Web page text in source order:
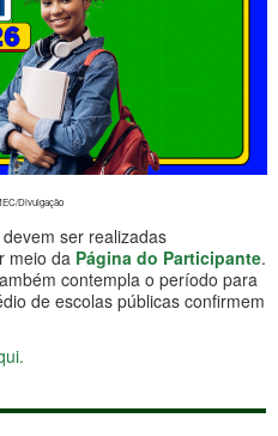
Divulgação
ser realizadas
meio da Página do Participante.
contempla o período para
de escolas públicas confirmem